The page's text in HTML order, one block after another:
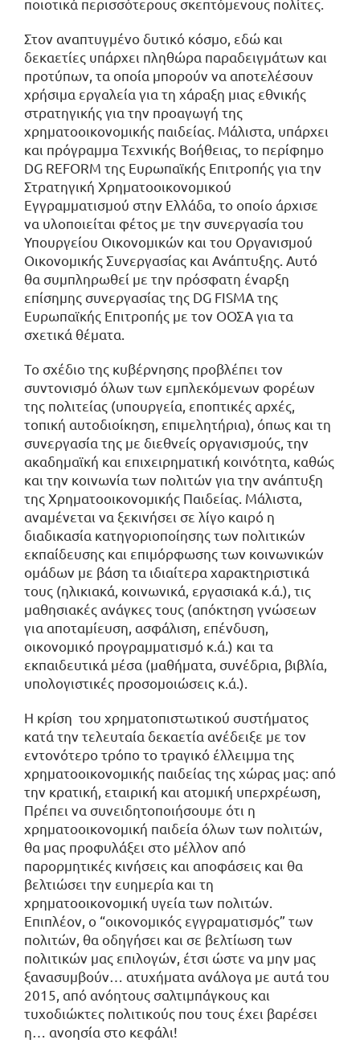
ποιοτικά περισσότερους σκεπτόμενους πολίτες.
Στον αναπτυγμένο δυτικό κόσμο, εδώ και
δεκαετίες υπάρχει πληθώρα παραδειγμάτων και
προτύπων, τα οποία μπορούν να αποτελέσουν
χρήσιμα εργαλεία για τη χάραξη μιας εθνικής
στρατηγικής για την προαγωγή της
χρηματοοικονομικής παιδείας. Μάλιστα, υπάρχει
και πρόγραμμα Τεχνικής Βοήθειας, το περίφημο
DG REFORM της Ευρωπαϊκής Επιτροπής για την
Στρατηγική Χρηματοοικονομικού
Εγγραμματισμού στην Ελλάδα, το οποίο άρχισε
να υλοποιείται φέτος με την συνεργασία του
Υπουργείου Οικονομικών και του Οργανισμού
Οικονομικής Συνεργασίας και Ανάπτυξης. Αυτό
θα συμπληρωθεί με την πρόσφατη έναρξη
επίσημης συνεργασίας της DG FISMA της
Ευρωπαϊκής Επιτροπής με τον ΟΟΣΑ για τα
σχετικά θέματα.
Το σχέδιο της κυβέρνησης προβλέπει τον
συντονισμό όλων των εμπλεκόμενων φορέων
της πολιτείας (υπουργεία, εποπτικές αρχές,
τοπική αυτοδιοίκηση, επιμελητήρια), όπως και τη
συνεργασία της με διεθνείς οργανισμούς, την
ακαδημαϊκή και επιχειρηματική κοινότητα, καθώς
και την κοινωνία των πολιτών για την ανάπτυξη
της Χρηματοοικονομικής Παιδείας. Μάλιστα,
αναμένεται να ξεκινήσει σε λίγο καιρό η
διαδικασία κατηγοριοποίησης των πολιτικών
εκπαίδευσης και επιμόρφωσης των κοινωνικών
ομάδων με βάση τα ιδιαίτερα χαρακτηριστικά
τους (ηλικιακά, κοινωνικά, εργασιακά κ.ά.), τις
μαθησιακές ανάγκες τους (απόκτηση γνώσεων
για αποταμίευση, ασφάλιση, επένδυση,
οικονομικό προγραμματισμό κ.ά.) και τα
εκπαιδευτικά μέσα (μαθήματα, συνέδρια, βιβλία,
υπολογιστικές προσομοιώσεις κ.ά.).
Η κρίση του χρηματοπιστωτικού συστήματος
κατά την τελευταία δεκαετία ανέδειξε με τον
εντονότερο τρόπο το τραγικό έλλειμμα της
χρηματοοικονομικής παιδείας της χώρας μας: από
την κρατική, εταιρική και ατομική υπερχρέωση,
Πρέπει να συνειδητοποιήσουμε ότι η
χρηματοοικονομική παιδεία όλων των πολιτών,
θα μας προφυλάξει στο μέλλον από
παρορμητικές κινήσεις και αποφάσεις και θα
βελτιώσει την ευημερία και τη
χρηματοοικονομική υγεία των πολιτών.
Επιπλέον, ο “οικονομικός εγγραματισμός” των
πολιτών, θα οδηγήσει και σε βελτίωση των
πολιτικών μας επιλογών, έτσι ώστε να μην μας
ξανασυμβούν… ατυχήματα ανάλογα με αυτά του
2015, από ανόητους σαλτιμπάγκους και
τυχοδιώκτες πολιτικούς που τους έχει βαρέσει
η… ανοησία στο κεφάλι!